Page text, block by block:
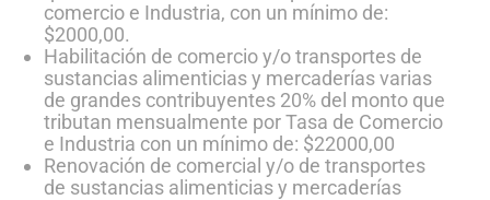
comercio e Industria, con un mínimo de:
$2000,00.
Habilitación de comercio y/o transportes de
sustancias alimenticias y mercaderías varias
de grandes contribuyentes 20% del monto que
tributan mensualmente por Tasa de Comercio
e Industria con un mínimo de: $22000,00
Renovación de comercial y/o de transportes
de sustancias alimenticias y mercaderías